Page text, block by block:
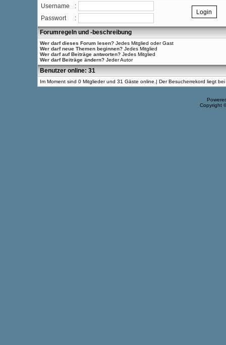
Username
:
Passwort
:
Forumregeln und -beschreibung
Wer darf dieses Forum lesen?Jedes Mitglied oder Gast
Wer darf neue Themen beginnen?Jedes Mitglied
Wer darf auf Beiträge antworten?Jedes Mitglied
Wer darf Beiträge ändern?Jeder Autor
Benutzer online: 31
Im Moment sind 0 Mitglieder und 31 Gäste online.| Der Besucherrekord liegt
Copyright